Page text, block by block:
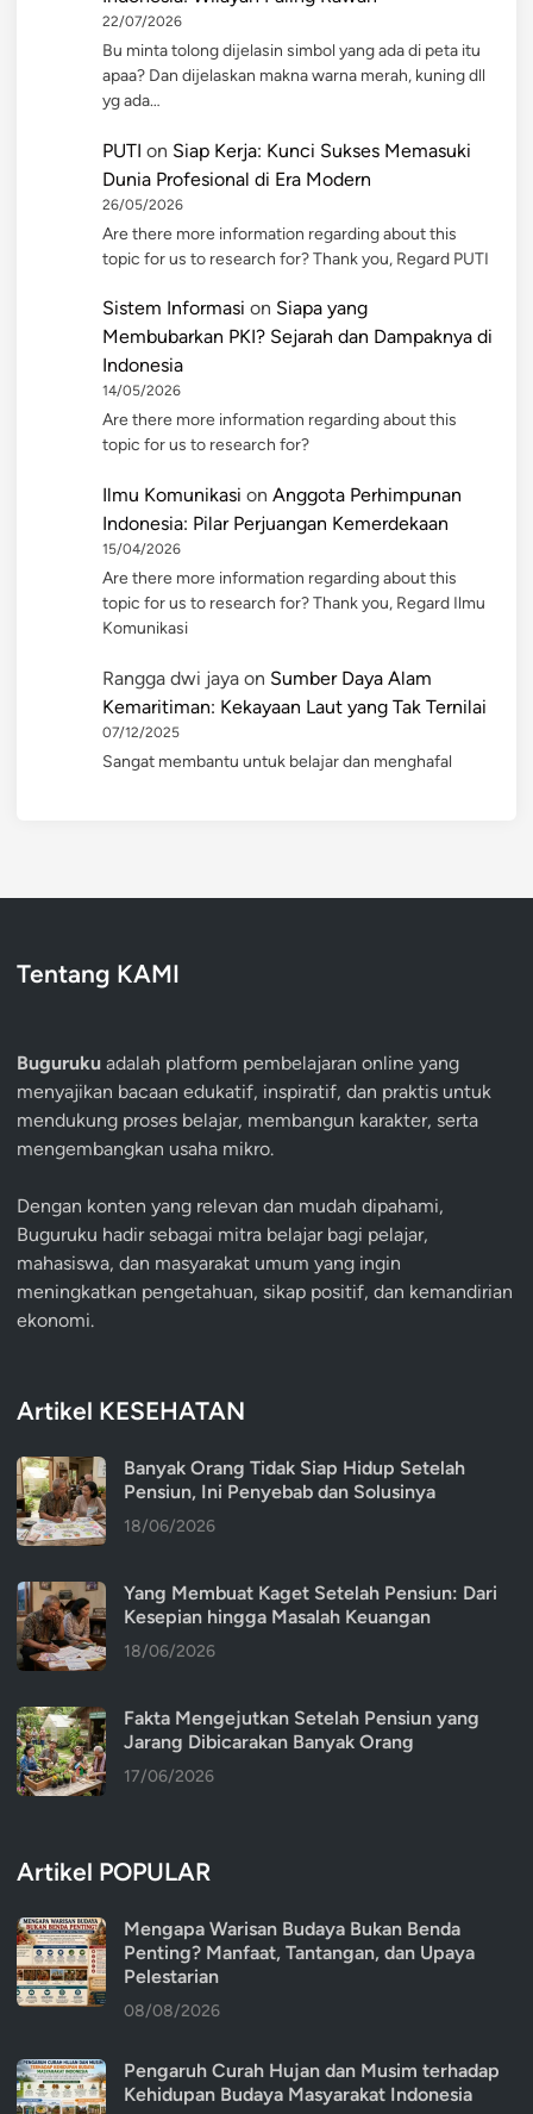
22/07/2026
Bu minta tolong dijelasin simbol yang ada di peta itu
apaa? Dan dijelaskan makna warna merah, kuning dll
yg ada…
PUTI on Siap Kerja: Kunci Sukses Memasuki
Dunia Profesional di Era Modern
26/05/2026
Are there more information regarding about this
topic for us to research for? Thank you, Regard PUTI
Sistem Informasi on Siapa yang
Membubarkan PKI? Sejarah dan Dampaknya di
Indonesia
14/05/2026
Are there more information regarding about this
topic for us to research for?
Ilmu Komunikasi on Anggota Perhimpunan
Indonesia: Pilar Perjuangan Kemerdekaan
15/04/2026
Are there more information regarding about this
topic for us to research for? Thank you, Regard Ilmu
Komunikasi
Rangga dwi jaya on Sumber Daya Alam
Kemaritiman: Kekayaan Laut yang Tak Ternilai
07/12/2025
Sangat membantu untuk belajar dan menghafal
Tentang KAMI
Buguruku adalah platform pembelajaran online yang
menyajikan bacaan edukatif, inspiratif, dan praktis untuk
mendukung proses belajar, membangun karakter, serta
mengembangkan usaha mikro.
Dengan konten yang relevan dan mudah dipahami,
Buguruku hadir sebagai mitra belajar bagi pelajar,
mahasiswa, dan masyarakat umum yang ingin
meningkatkan pengetahuan, sikap positif, dan kemandirian
ekonomi.
Artikel KESEHATAN
Banyak Orang Tidak Siap Hidup Setelah
Pensiun, Ini Penyebab dan Solusinya
18/06/2026
Yang Membuat Kaget Setelah Pensiun: Dari
Kesepian hingga Masalah Keuangan
18/06/2026
Fakta Mengejutkan Setelah Pensiun yang
Jarang Dibicarakan Banyak Orang
17/06/2026
Artikel POPULAR
Mengapa Warisan Budaya Bukan Benda
Penting? Manfaat, Tantangan, dan Upaya
Pelestarian
08/08/2026
Pengaruh Curah Hujan dan Musim terhadap
Kehidupan Budaya Masyarakat Indonesia